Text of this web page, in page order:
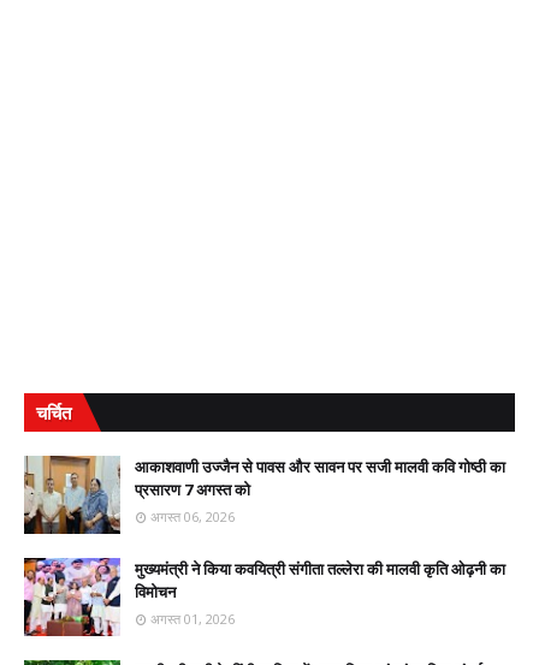
चर्चित
आकाशवाणी उज्जैन से पावस और सावन पर सजी मालवी कवि गोष्ठी का
प्रसारण 7 अगस्त को
अगस्त 06, 2026
मुख्यमंत्री ने किया कवयित्री संगीता तल्लेरा की मालवी कृति ओढ़नी का
विमोचन
अगस्त 01, 2026